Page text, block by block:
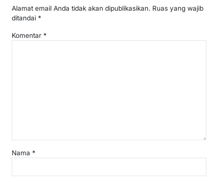
Alamat email Anda tidak akan dipublikasikan. Ruas yang wajib
ditandai *
Komentar *
Nama *